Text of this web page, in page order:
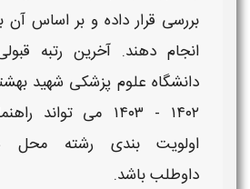
بررسی قرار داده و بر اساس آن
انجام دهند.آخرین رتبه قبولی
دانشگاه علوم پزشکیشهید بهشتی
۱۴۰۲ - ۱۴۰۳
می تواند
اولویت بندی رشته محل
داوطلب باشد.